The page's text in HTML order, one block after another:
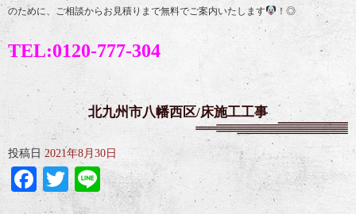
のために、ご相談からお見積りまで無料でご案内いたします ！◎
TEL:0120-777-304
北九州市八幡西区/床施工工事
投稿日 2021年8月30日
Facebook
Twitter
Line